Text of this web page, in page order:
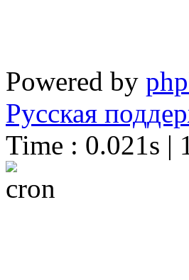
Powered by
Русская
Time : 0.021s |